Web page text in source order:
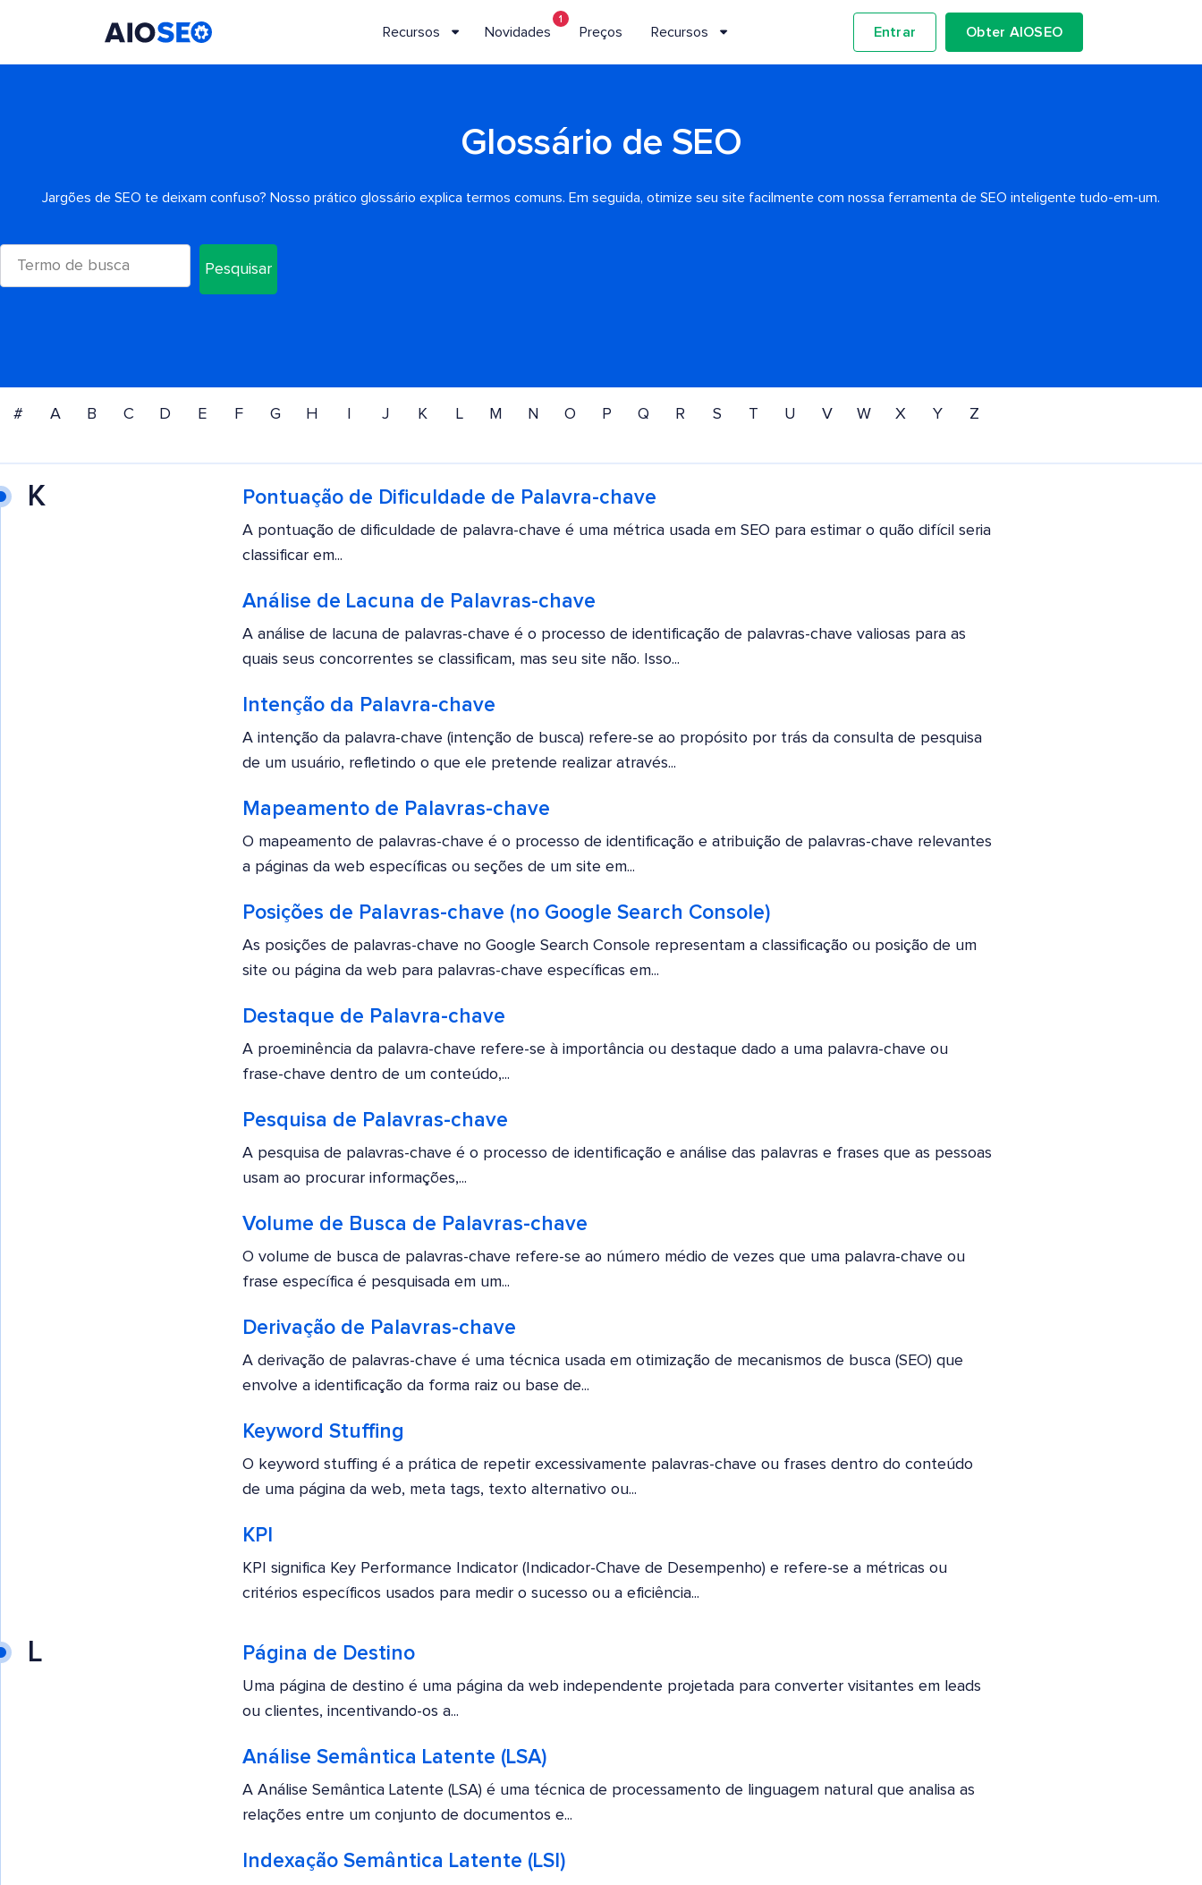
Recursos Novidades
1
Preços Recursos Entrar Obter AIOSEO
Glossário de SEO
Jargões de SEO te deixam confuso? Nosso prático glossário explica termos comuns. Em seguida, otimize seu site facilmente com nossa ferramenta de SEO inteligente tudo-em-um.
Pesquisar
# A B C D E F G H J K L M N O P Q R S T U V W X Y Z
K Pontuação de Dificuldade de Palavra-chave
A pontuação de dificuldade de palavra-chave é uma métrica usada em SEO para estimar o quão difícil seria
classificar em...
Análise de Lacuna de Palavras-chave
A análise de lacuna de palavras-chave é o processo de identificação de palavras-chave valiosas para as
quais seus concorrentes se classificam, mas seu site não. Isso...
Intenção da Palavra-chave
A intenção da palavra-chave (intenção de busca) refere-se ao propósito por trás da consulta de pesquisa
de um usuário, refletindo o que ele pretende realizar através...
Mapeamento de Palavras-chave
O mapeamento de palavras-chave é o processo de identificação e atribuição de palavras-chave relevantes
a páginas da web específicas ou seções de um site em...
Posições de Palavras-chave (no Google Search Console)
As posições de palavras-chave no Google Search Console representam a classificação ou posição de um
site ou página da web para palavras-chave específicas em...
Destaque de Palavra-chave
A proeminência da palavra-chave refere-se à importância ou destaque dado a uma palavra-chave ou
frase-chave dentro de um conteúdo,...
Pesquisa de Palavras-chave
A pesquisa de palavras-chave é o processo de identificação e análise das palavras e frases que as pessoas
usam ao procurar informações,...
Volume de Busca de Palavras-chave
O volume de busca de palavras-chave refere-se ao número médio de vezes que uma palavra-chave ou
frase específica é pesquisada em um...
Derivação de Palavras-chave
A derivação de palavras-chave é uma técnica usada em otimização de mecanismos de busca (SEO) que
envolve a identificação da forma raiz ou base de...
Keyword Stuffing
O keyword stuffing é a prática de repetir excessivamente palavras-chave ou frases dentro do conteúdo
de uma página da web, meta tags, texto alternativo ou...
KPI
KPI significa Key Performance Indicator (Indicador-Chave de Desempenho) e refere-se a métricas ou
critérios específicos usados para medir o sucesso ou a eficiência...
L Página de Destino
Uma página de destino é uma página da web independente projetada para converter visitantes em leads
ou clientes, incentivando-os a...
Análise Semântica Latente (LSA)
A Análise Semântica Latente (LSA) é uma técnica de processamento de linguagem natural que analisa as
relações entre um conjunto de documentos e...
Indexação Semântica Latente (LSI)